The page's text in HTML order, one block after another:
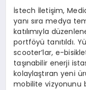
İstech İletişim,
yanı sıra medya
katılımıyla
portföyü tanıtıldı.
scooter’lar, e-
taşınabilir enerji
kolaylaştıran yeni
mobilite vizyonunu